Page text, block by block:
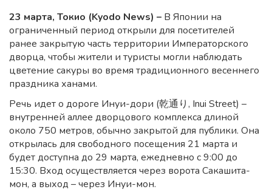
23 марта, Токио (Kyodo News) – В Японии на
ограниченный период открыли для посетителей
ранее закрытую часть территории Императорского
дворца, чтобы жители и туристы могли наблюдать
цветение сакуры во время традиционного весеннего
праздника ханами.
Речь идет о дороге Инуи-дори (乾通り, Inui Street) –
внутренней аллее дворцового комплекса длиной
около 750 метров, обычно закрытой для публики. Она
открылась для свободного посещения 21 марта и
будет доступна до 29 марта, ежедневно с 9:00 до
15:30. Вход осуществляется через ворота Сакашита-
мон, а выход – через Инуи-мон.